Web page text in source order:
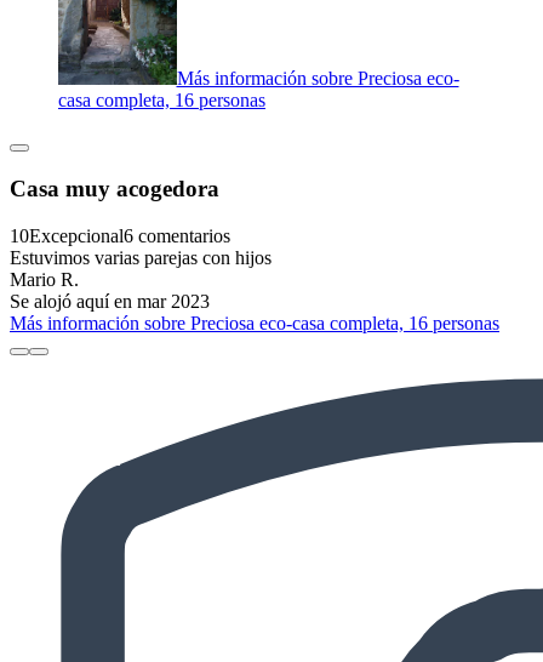
Más información sobre Preciosa eco-
casa completa, 16 personas
Casa muy acogedora
10Excepcional6 comentarios
Estuvimos varias parejas con hijos
Mario R.
Se alojó aquí en mar 2023
Más información sobre Preciosa eco-casa completa, 16 personas